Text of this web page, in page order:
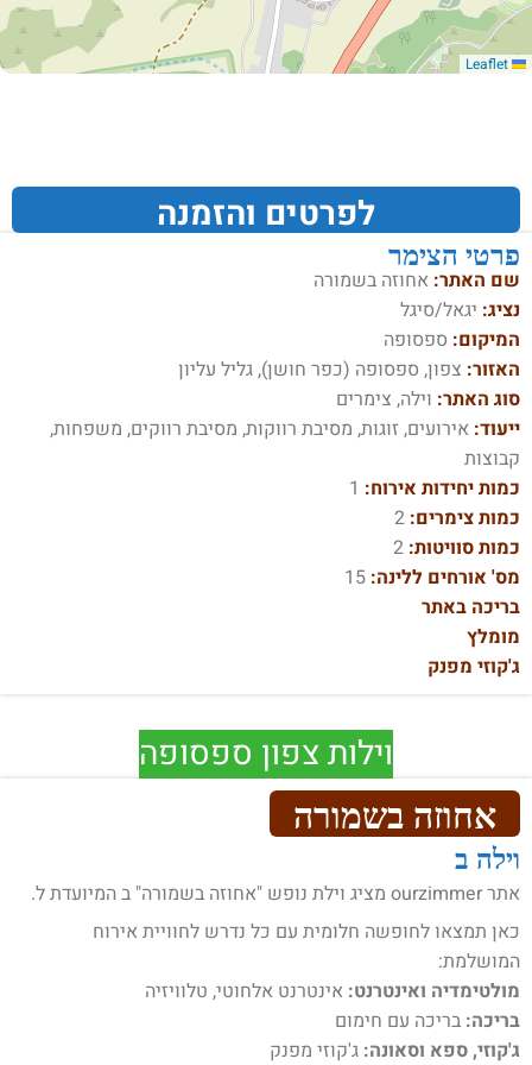
לפרטים והזמנה
פרטי הצימר
שם האתר: אחוזה בשמורה
נציג: יגאל/סיגל
המיקום: ספסופה
האזור: צפון, ספסופה (כפר חושן), גליל עליון
סוג האתר: וילה, צימרים
ייעוד: אירועים, זוגות, מסיבת רווקות, מסיבת רווקים, משפחות,
קבוצות
כמות יחידות אירוח: 1
כמות צימרים: 2
כמות סוויטות: 2
מס' אורחים ללינה: 15
בריכה באתר
מומלץ
ג'קוזי מפנק
וילות צפון ספסופה
אחוזה בשמורה
וילה ב
אתר ourzimmer מציג וילת נופש "אחוזה בשמורה" ב המיועדת ל.
כאן תמצאו לחופשה חלומית עם כל נדרש לחוויית אירוח
המושלמת:
מולטימדיה ואינטרנט: אינטרנט אלחוטי, טלוויזיה
בריכה: בריכה עם חימום
ג'קוזי, ספא וסאונה: ג'קוזי מפנק